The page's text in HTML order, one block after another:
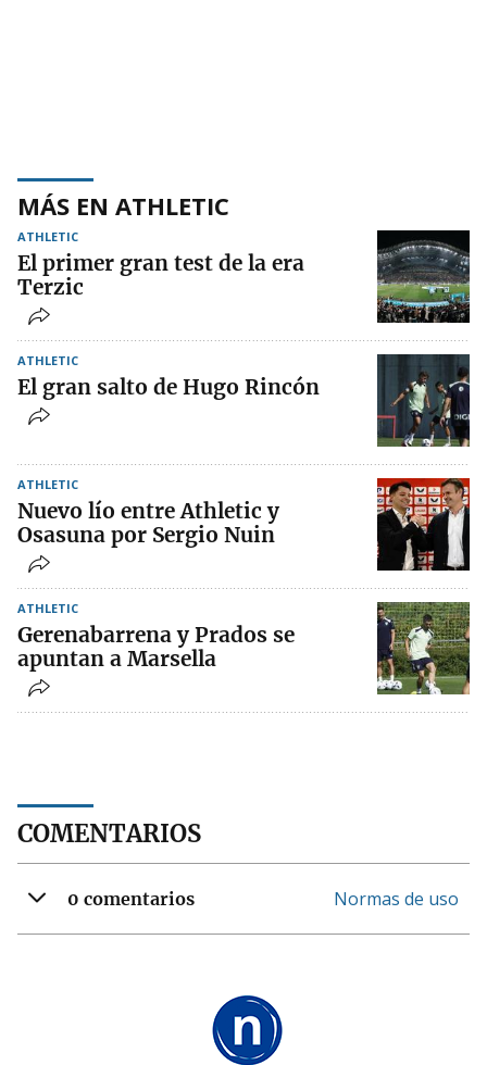
MÁS EN ATHLETIC
ATHLETIC
El primer gran test de la era
Terzic
ATHLETIC
El gran salto de Hugo Rincón
ATHLETIC
Nuevo lío entre Athletic y
Osasuna por Sergio Nuin
ATHLETIC
Gerenabarrena y Prados se
apuntan a Marsella
COMENTARIOS
0 comentarios Normas de uso